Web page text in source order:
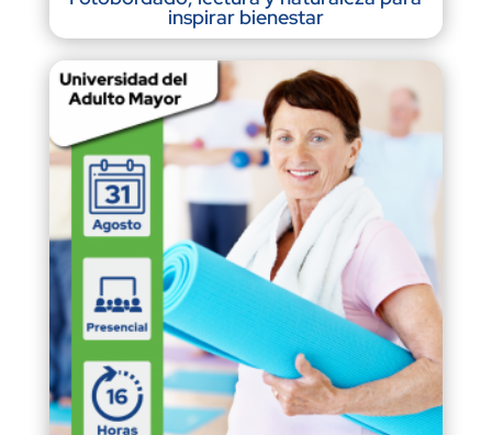
inspirar bienestar